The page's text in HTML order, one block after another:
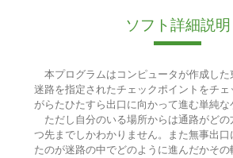
ソフト詳細説明
本プログラムはコンピュータが作成した
迷路を指定されたチェックポイントをチェ
がらたひたすら出口に向かって進む単純な
ただし自分のいる場所からは通路がどの
つ先までしかわかりません。また無事出口
たのが迷路の中でどのように進んだかそ